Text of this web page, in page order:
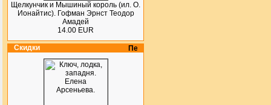
Щелкунчик и Мышиный король (ил. О.
Ионайтис). Гофман Эрнст Теодор
Амадей
14.00 EUR
Скидки